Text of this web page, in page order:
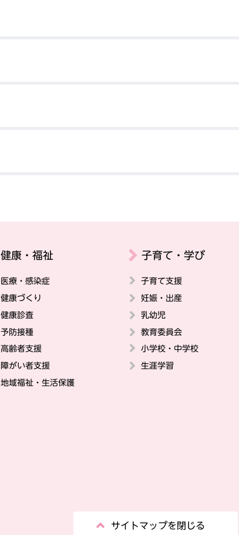
健康・福祉
医療・感染症
健康づくり
健康診査
予防接種
高齢者支援
障がい者支援
地域福祉・生活保護
子育て・学び
子育て支援
妊娠・出産
乳幼児
教育委員会
小学校・中学校
生涯学習
サイトマップを閉じる